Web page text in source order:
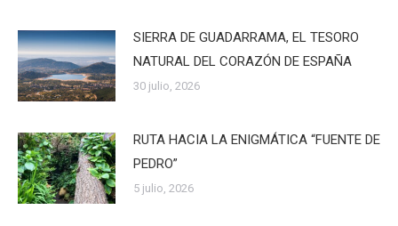
SIERRA DE GUADARRAMA, EL TESORO
NATURAL DEL CORAZÓN DE ESPAÑA
30 julio, 2026
RUTA HACIA LA ENIGMÁTICA “FUENTE DE
PEDRO”
5 julio, 2026